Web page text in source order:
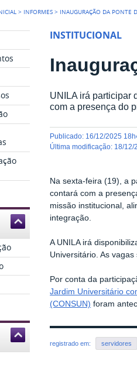
> INFORMES > INAUGURAÇÃO DA PONTE
INSTITUCIONAL
UNILA irá participar
com a presença do
publicado: 16/12/2025
última modificação: 18/12/
Na sexta-feira (19), a
contará com a
missão institucional,
integração.
A UNILA irá
Universitário. As
Por conta da
Jardim Universitário
(CONSUN) foram
registrado em: servidores